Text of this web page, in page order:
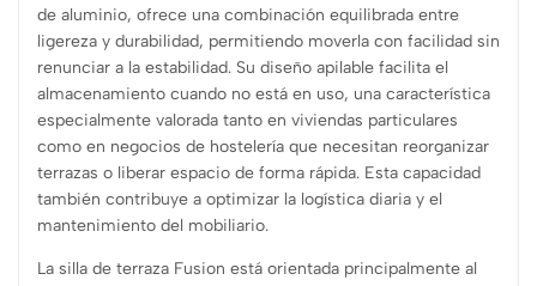
de aluminio, ofrece una combinación equilibrada entre
ligereza y durabilidad, permitiendo moverla con facilidad sin
renunciar a la estabilidad. Su diseño apilable facilita el
almacenamiento cuando no está en uso, una característica
especialmente valorada tanto en viviendas particulares
como en negocios de hostelería que necesitan reorganizar
terrazas o liberar espacio de forma rápida. Esta capacidad
también contribuye a optimizar la logística diaria y el
mantenimiento del mobiliario.
La silla de terraza Fusion está orientada principalmente al